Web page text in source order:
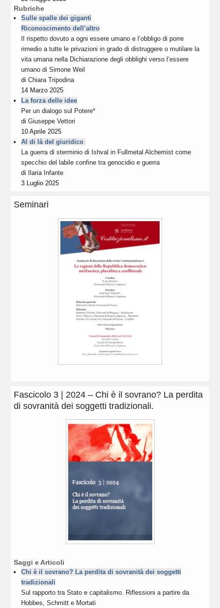
Rubriche
Sulle spalle dei giganti
Riconoscimento dell’altro
Il rispetto dovuto a ogni essere umano e l’obbligo di porre
rimedio a tutte le privazioni in grado di distruggere o mutilare la
vita umana nella Dichiarazione degli obblighi verso l’essere
umano di Simone Weil
diChiara Tripodina
14 Marzo 2025
La forza delle idee
Per un dialogo sul Potere*
diGiuseppe Vettori
10 Aprile 2025
Al di là del giuridico
La guerra di sterminio di Ishval in Fullmetal Alchemist come
specchio del labile confine tra genocidio e guerra
di
Ilaria Infante
3 Luglio 2025
Seminari
Fascicolo 3 | 2024 – Chi è il sovrano? La perdita
di sovranità dei soggetti tradizionali.
Saggi e Articoli
Chi è il sovrano? La perdita di sovranità dei soggetti
tradizionali
Sul rapporto tra Stato e capitalismo. Riflessioni a partire da
Hobbes, Schmitt e Mortati